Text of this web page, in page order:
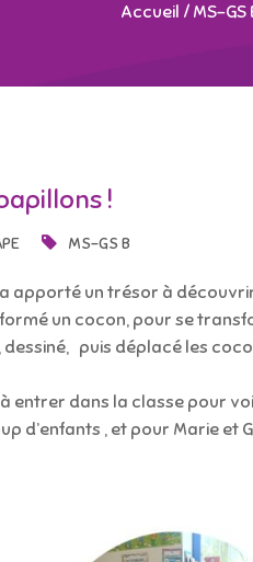
Accueil / MS-GS
!
MS-GS B
apporté un trésor à
un cocon, pour se
puis déplacé les
entrer dans la classe pour
d’enfants , et pour Marie et